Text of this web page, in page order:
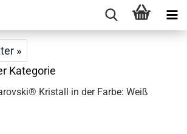
»
Kategorie
Kristall in der Farbe: Weiß